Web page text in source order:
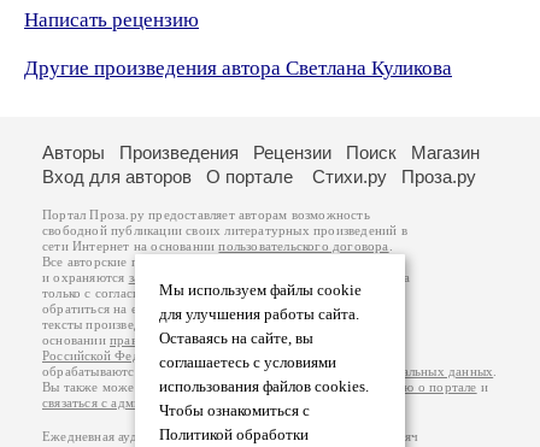
Написать рецензию
Другие произведения автора Светлана Куликова
Мы используем файлы cookie
для улучшения работы сайта.
Оставаясь на сайте, вы
соглашаетесь с условиями
использования файлов cookies.
Чтобы ознакомиться с
Политикой обработки
Авторы Произведения Рецензии Поиск
Магазин
Вход для авторов
О портале Стихи.ру Проза.ру
Портал Проза.ру предоставляет авторам возможность
свободной публикации своих литературных произведений в
сети Интернет на основаниипользовательского договора
Все авторские права на произведения принадлежат авторам
и охраняются законом
. Перепечатка произведений возможна
только с согласия его автора, к которому вы можете
обратиться на его авторской странице. Ответственность за
тексты произведений авторы несут самостоятельно на
основанииправил публикацииизаконодательства
Российской Федерации
обрабатываются на основанииПолитики обработки персональных данных
Вы также можете посмотреть более подробнуюинформацию о портале и
связаться с администрацией
Ежедневная аудитория портала Проза.ру – порядка 100 тысяч